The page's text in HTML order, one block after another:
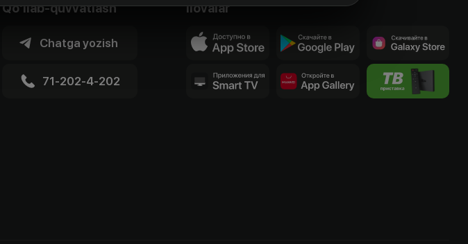
Qo'llab-quvvatlash
Chatga yozish
71-202-4-202
Ilovalar